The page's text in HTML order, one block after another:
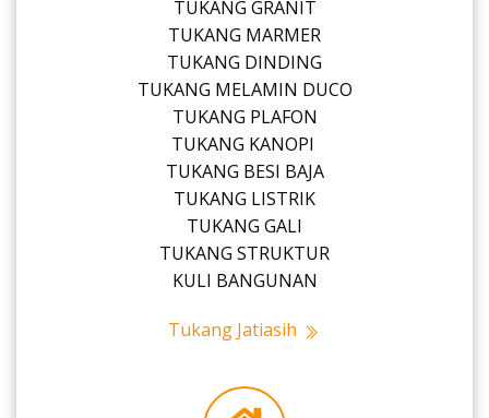
TUKANG GRANIT
TUKANG MARMER
TUKANG DINDING
TUKANG MELAMIN DUCO
TUKANG PLAFON
TUKANG KANOPI
TUKANG BESI BAJA
TUKANG LISTRIK
TUKANG GALI
TUKANG STRUKTUR
KULI BANGUNAN
Tukang Jatiasih